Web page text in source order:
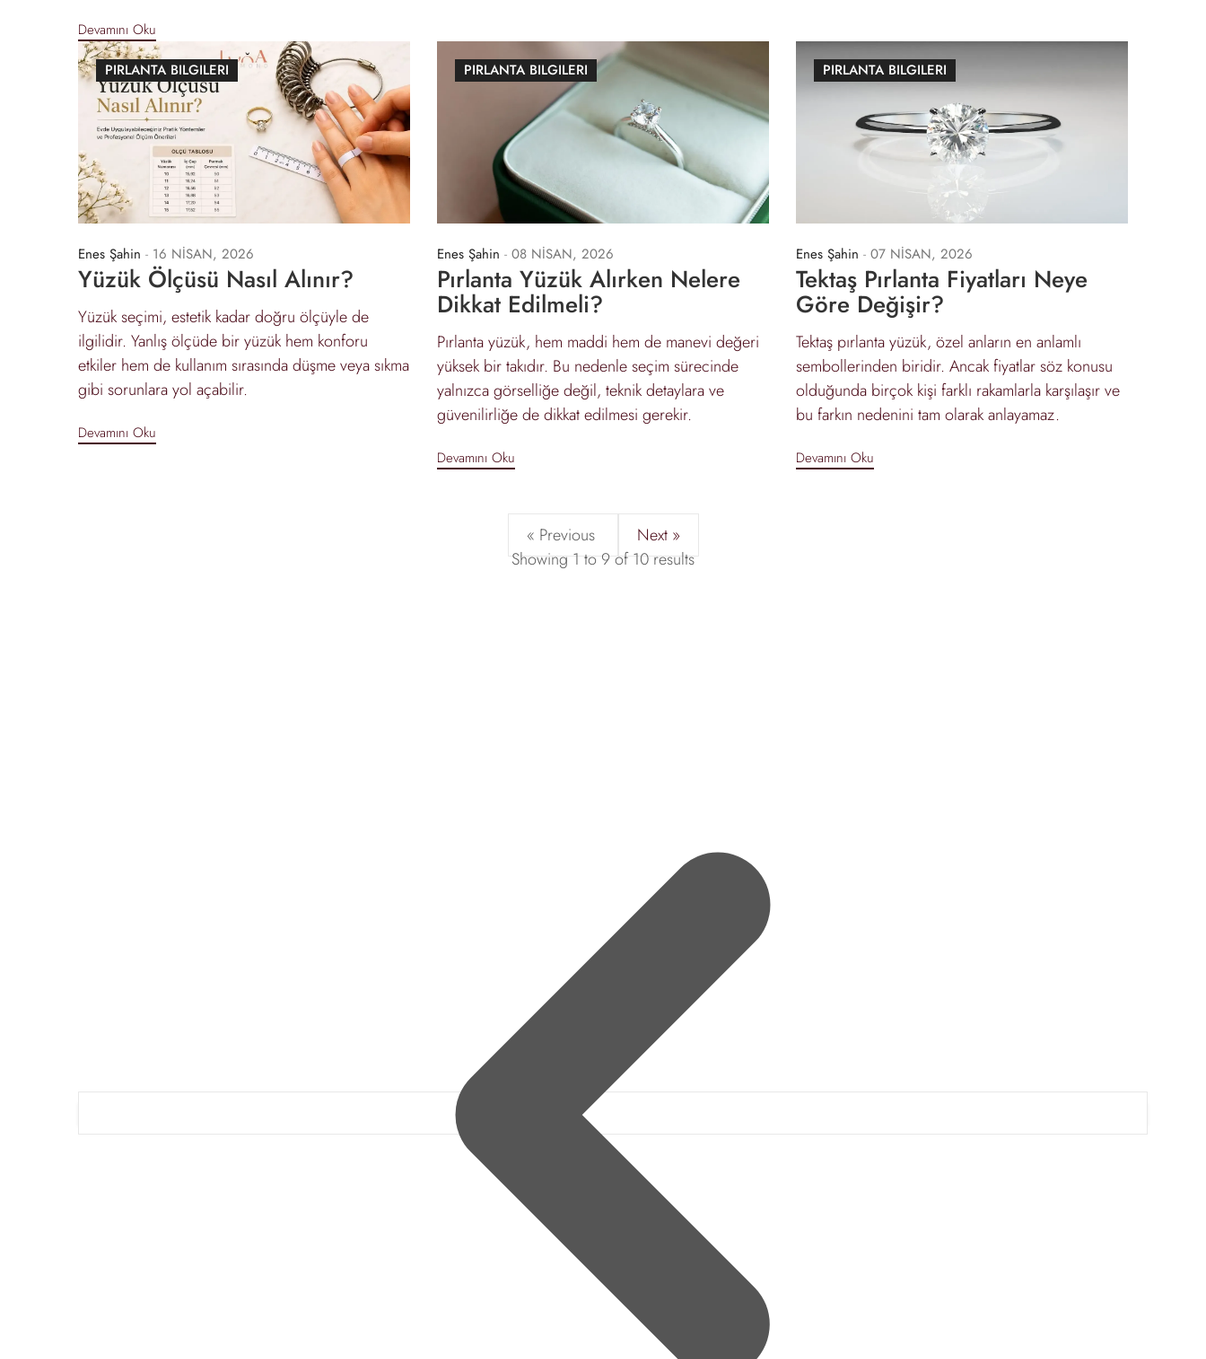
Devamını Oku
PIRLANTA BILGILERI
Enes Şahin - 16 NİSAN, 2026
Yüzük Ölçüsü Nasıl Alınır?
Yüzük seçimi, estetik kadar doğru ölçüyle de
ilgilidir. Yanlış ölçüde bir yüzük hem konforu
etkiler hem de kullanım sırasında düşme veya sıkma
gibi sorunlara yol açabilir.
Devamını Oku
PIRLANTA BILGILERI
Enes Şahin - 08 NİSAN, 2026
Pırlanta Yüzük Alırken Nelere
Dikkat Edilmeli?
Pırlanta yüzük, hem maddi hem de manevi değeri
yüksek bir takıdır. Bu nedenle seçim sürecinde
yalnızca görselliğe değil, teknik detaylara ve
güvenilirliğe de dikkat edilmesi gerekir.
Devamını Oku
PIRLANTA BILGILERI
Enes Şahin - 07 NİSAN, 2026
Tektaş Pırlanta Fiyatları Neye
Göre Değişir?
Tektaş pırlanta yüzük, özel anların en anlamlı
sembollerinden biridir. Ancak fiyatlar söz konusu
olduğunda birçok kişi farklı rakamlarla karşılaşır ve
bu farkın nedenini tam olarak anlayamaz.
Devamını Oku
« Previous
Next »
Showing 1 to9of10 results